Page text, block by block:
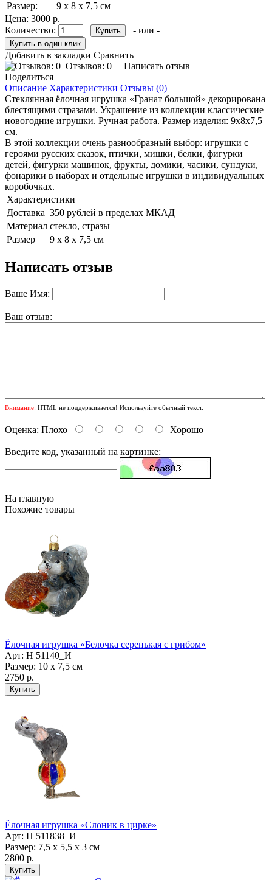
Размер:
9 х 8 х 7,5 см
Цена: 3000 р.
Количество:
- или -
Добавить в закладки Сравнить
Отзывов: 0
Написать отзыв
Поделиться
Описание Характеристики Отзывы (0)
Стеклянная ёлочная игрушка «Гранат большой» декорирована
блестящими стразами. Украшение из коллекции классические
новогодние игрушки. Ручная работа. Размер изделия: 9х8х7,5
см.
В этой коллекции очень разнообразный выбор: игрушки с
героями русских сказок, птички, мишки, белки, фигурки
детей, фигурки машинок, фрукты, домики, часики, сундуки,
фонарики в наборах и отдельные игрушки в индивидуальных
коробочках.
Характеристики
Доставка 350 рублей в пределах МКАД
Материал стекло, стразы
Размер
9 х 8 х 7,5 см
Написать отзыв
Ваше Имя:
Ваш отзыв:
Внимание: HTML не поддерживается! Используйте обычный текст.
Оценка: Плохо Хорошо
Введите код, указанный на картинке:
На главную
Похожие товары
Ёлочная игрушка «Белочка серенькая с грибом»
Арт: Н 51140_И
Размер: 10 х 7,5 см
2750 р.
Ёлочная игрушка «Слоник в цирке»
Арт: Н 511838_И
Размер: 7,5 х 5,5 х 3 см
2800 р.